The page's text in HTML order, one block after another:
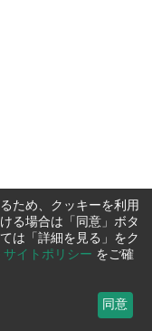
ため、クッキーを利用
る場合は「同意」ボタ
は「詳細を見る」をク
サイトポリシー をご確
同意